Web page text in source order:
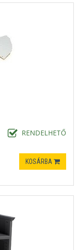
RENDELHETŐ
KOSÁRBA